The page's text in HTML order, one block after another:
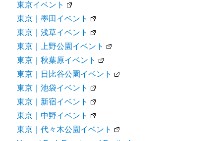
東京イベント
東京｜墨田イベント
東京｜浅草イベント
東京｜上野公園イベント
東京｜秋葉原イベント
東京｜日比谷公園イベント
東京｜池袋イベント
東京｜新宿イベント
東京｜中野イベント
東京｜代々木公園イベント